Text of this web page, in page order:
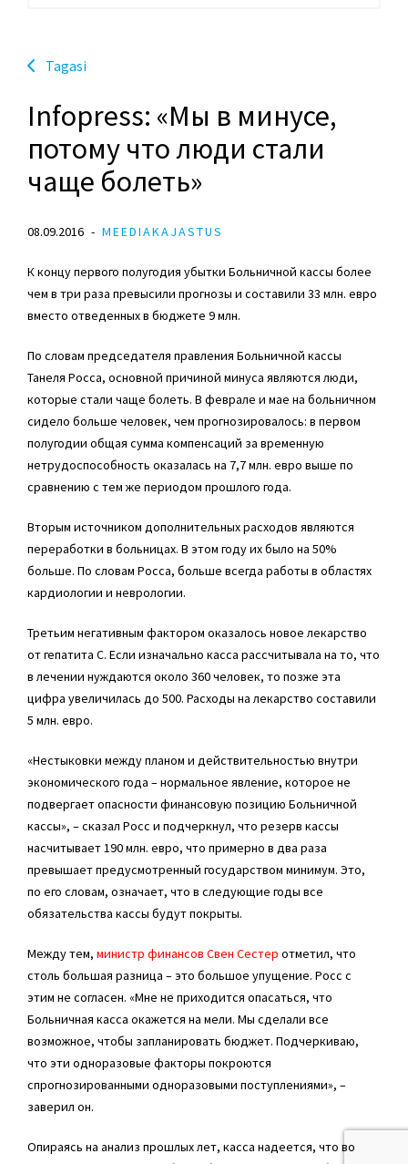
Tagasi
Infopress: «Мы в минусе,
потому что люди стали
чаще болеть»
08.09.2016 MEEDIAKAJASTUS
К концу первого полугодия убытки Больничной кассы более
чем в три раза превысили прогнозы и составили 33 млн. евро
вместо отведенных в бюджете 9 млн.
По словам председателя правления Больничной кассы
Танеля Росса, основной причиной минуса являются люди,
которые стали чаще болеть. В феврале и мае на больничном
сидело больше человек, чем прогнозировалось: в первом
полугодии общая сумма компенсаций за временную
нетрудоспособность оказалась на 7,7 млн. евро выше по
сравнению с тем же периодом прошлого года.
Вторым источником дополнительных расходов являются
переработки в больницах. В этом году их было на 50%
больше. По словам Росса, больше всегда работы в областях
кардиологии и неврологии.
Третьим негативным фактором оказалось новое лекарство
от гепатита С. Если изначально касса рассчитывала на то, что
в лечении нуждаются около 360 человек, то позже эта
цифра увеличилась до 500. Расходы на лекарство составили
5 млн. евро.
«Нестыковки между планом и действительностью внутри
экономического года – нормальное явление, которое не
подвергает опасности финансовую позицию Больничной
кассы», – сказал Росс и подчеркнул, что резерв кассы
насчитывает 190 млн. евро, что примерно в два раза
превышает предусмотренный государством минимум. Это,
по его словам, означает, что в следующие годы все
обязательства кассы будут покрыты.
Между тем, министр финансов Свен Сестер отметил, что
столь большая разница – это большое упущение. Росс с
этим не согласен. «Мне не приходится опасаться, что
Больничная касса окажется на мели. Мы сделали все
возможное, чтобы запланировать бюджет. Подчеркиваю,
что эти одноразовые факторы покроются
спрогнозированными одноразовыми поступлениями», –
заверил он.
Опираясь на анализ прошлых лет, касса надеется, что во